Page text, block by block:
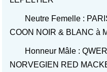
Neutre Femelle :
COON NOIR & BLANC à
Honneur Mâle :
NORVEGIEN RED